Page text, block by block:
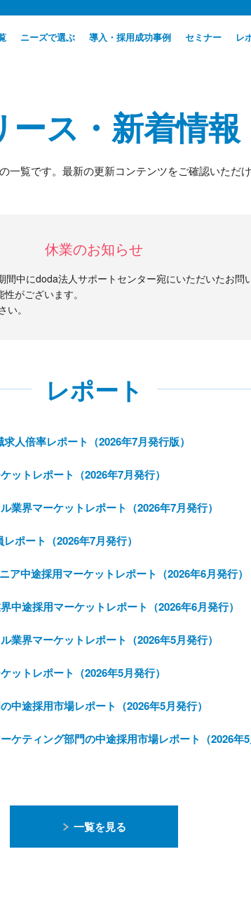
ニーズで選ぶ 導入・採用成功事例 セミナー レ
ース・新着情報
一覧です。最新の更新コンテンツをご確認いただけ
休業のお知らせ
中にdoda法人サポートセンター宛にいただいたお問
がございます。
。
レポート
人倍率レポート（2026年7月発行版）
ットレポート（2026年7月発行）
業界マーケットレポート（2026年7月発行）
ポート（2026年7月発行）
ア中途採用マーケットレポート（2026年6月発行）
中途採用マーケットレポート（2026年6月発行）
業界マーケットレポート（2026年5月発行）
ットレポート（2026年5月発行）
中途採用市場レポート（2026年5月発行）
ケティング部門の中途採用市場レポート（2026年5
一覧を見る